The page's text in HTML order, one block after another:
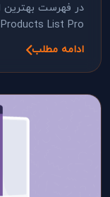
Products List Pro را قرار می دهیم. این پلاگین در خصو...
ادامه مطلب